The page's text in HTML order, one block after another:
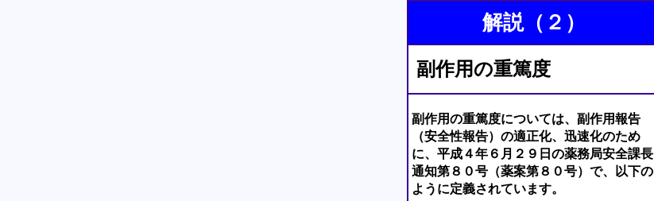
解説（２）
副作用の重篤度
副作用の重篤度については、副作用報告
（安全性報告）の適正化、迅速化のため
に、平成４年６月２９日の薬務局安全課長
通知第８０号（薬案第８０号）で、以下の
ように定義されています。